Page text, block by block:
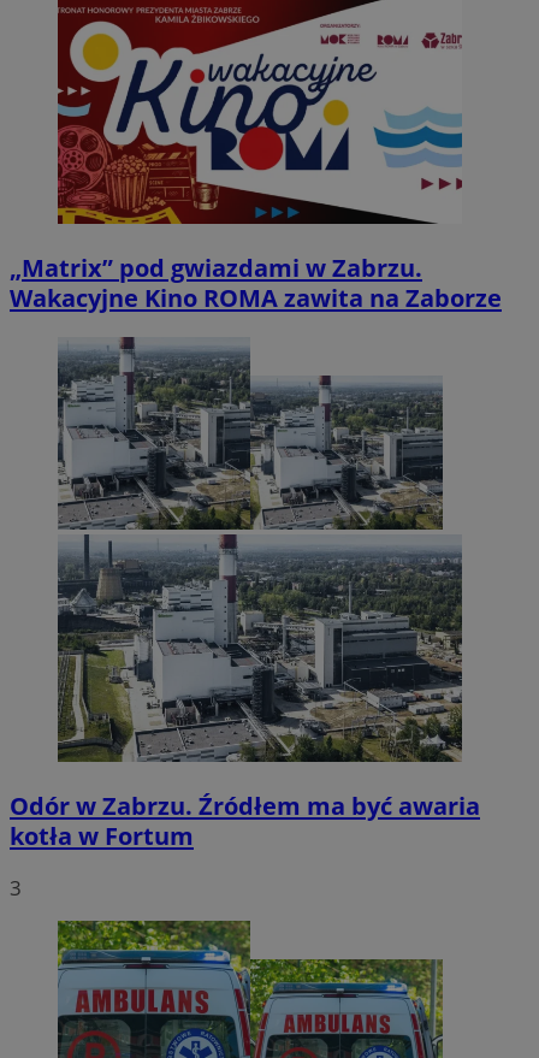
„Matrix” pod gwiazdami w Zabrzu.
Wakacyjne Kino ROMA zawita na Zaborze
Odór w Zabrzu. Źródłem ma być awaria
kotła w Fortum
3